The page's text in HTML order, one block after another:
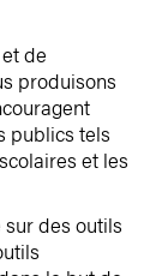
de
produisons
publics tels
et les
des outils